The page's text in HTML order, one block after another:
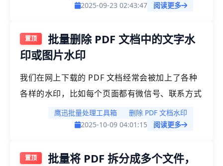
的版权，还能够作为广告标识来展示公司信息或宣
效的。然而，当文档数量较多时，人工添加水印工
作量是非常大的，通常需要花费我们大量的时间。
2025-09-23 02:43:47
阅读更多
批量删除 PDF 文档中的文字水
印或图片水印
我们在网上下载的 PDF 文档经常会被加上了各种
各样的水印，比如每个页面都有微信号、联系方式
等字样的文字水印，产品 logo 的图片水印等。这
些水印虽然不会影响我们的阅读，但是如果需要对
PDF 文档中的水印。
鹰迅批量处理工具箱
删除 PDF 文档水印
2025-10-09 04:01:15
阅读更多
批量将 PDF 拆分成多个文件，